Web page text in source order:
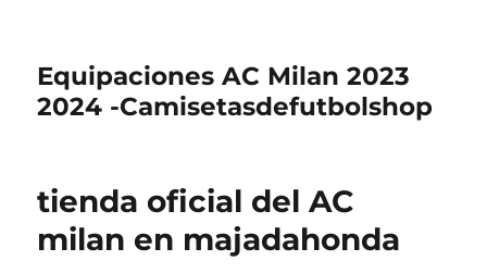
Equipaciones AC Milan 2023
2024 -Camisetasdefutbolshop
tienda oficial del AC
milan en majadahonda